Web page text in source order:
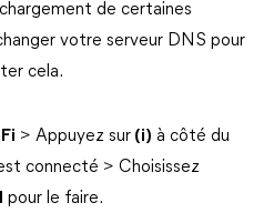
de certaines
votre serveur DNS pour
cela.
> Appuyez sur (i) à côté du
connecté > Choisissez
pour le faire.